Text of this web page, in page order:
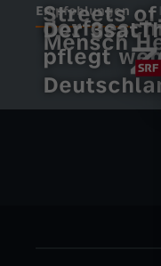
Empfehlungen
E
m
D
o
c
Streets
Mensch
Der
pflegt
Z